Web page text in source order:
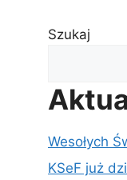
Szukaj
Wesołych
KSeF już